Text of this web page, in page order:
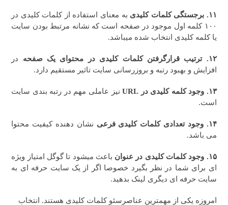
۱۱. برجستگی کلمات کلیدی
به معنای استفاده از کلمات کلیدی در
۱۰۰ کلمه اول موجود در صفحه است که نشانه مرتبط بودن سایت
یا کلمه کلیدی انتخاب شده میباشد.
۱۲. ترتیب قرارگرفتن کلمات کلیدی در محتوای یک صفحه
در
افزایش و بهبود رتبه و بروزرسانی سایت تاثیر مستقیم دارد.
۱۳. وجود کلمه کلیدی در URL
نیز عاملی مهم در رتبه بندی سایت
است.
۱۴. وجود تعدادی کلمات کلیدی فرعی
نشان دهنده کیفیت محتوا
می باشد.
۱۵. وجود کلمات کلیدی در عنوان
باعث میشود تا گوگل امتیاز ویژه
ای برای شما در نظر بگیرد خصوصا اگر از یک سایت حرفه ای به
سایت حرفه ای دیگری لینک بدهید.
امروزه یکی از مهمترین عناصرسئو کلمات کلیدی هستند. انتخاب